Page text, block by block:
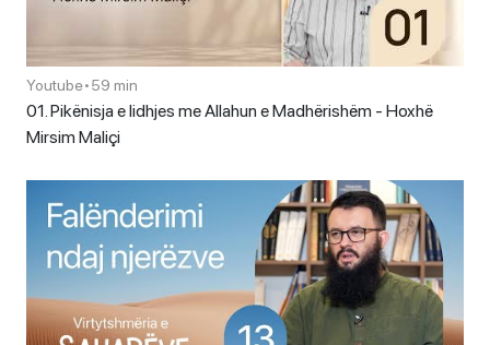
Youtube•59 min
01. Pikënisja e lidhjes me Allahun e Madhërishëm - Hoxhë
Mirsim Maliçi